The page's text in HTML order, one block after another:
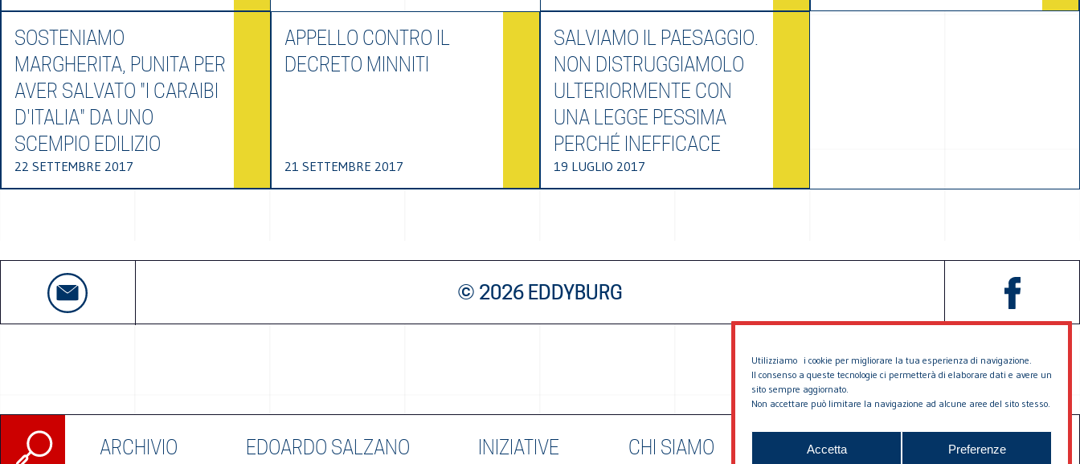
Utilizziamo i cookie per migliorare la tua esperienza di navigazione.
Il consenso a queste tecnologie ci permetterà di elaborare dati e avere un
sito sempre aggiornato.
Non accettare può limitare la navigazione ad alcune aree del sito stesso.
Accetta Preferenze
ARCHIVIO EDOARDO SALZANO INIZIATIVE CHI SIAMO SOSTIENICI CONTATTACI
SOSTENIAMO
MARGHERITA, PUNITA PER
AVER SALVATO "I CARAIBI
D'ITALIA" DA UNO
SCEMPIO EDILIZIO
22 SETTEMBRE 2017
APPELLO CONTRO IL
DECRETO MINNITI
21 SETTEMBRE 2017
SALVIAMO IL PAESAGGIO.
NON DISTRUGGIAMOLO
ULTERIORMENTE CON
UNA LEGGE PESSIMA
PERCHÉ INEFFICACE
19 LUGLIO 2017
© 2026 EDDYBURG